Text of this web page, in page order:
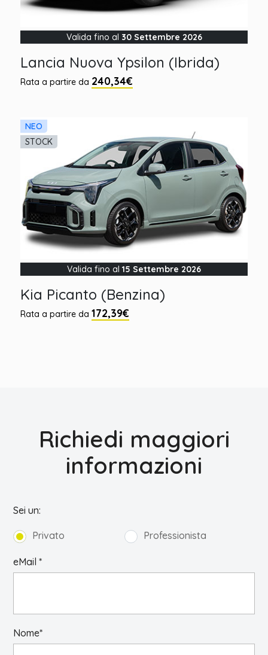
Valida fino al 30 Settembre 2026
Lancia Nuova Ypsilon (Ibrida)
Rata a partire da 240,34€
NEO
STOCK
Valida fino al 15 Settembre 2026
Kia Picanto (Benzina)
Rata a partire da172,39€
Richiedi maggiori
informazioni
Sei un:
Privato Professionista
eMail *
Nome*